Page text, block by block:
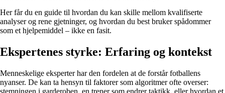
Her får du en guide til hvordan du kan skille mellom kvalifiserte
analyser og rene gjetninger, og hvordan du best bruker spådommer
som et hjelpemiddel – ikke en fasit.
Ekspertenes styrke: Erfaring og kontekst
Menneskelige eksperter har den fordelen at de forstår fotballens
nyanser. De kan ta hensyn til faktorer som algoritmer ofte overser:
stemningen i garderoben, en trener som endrer taktikk, eller hvordan et